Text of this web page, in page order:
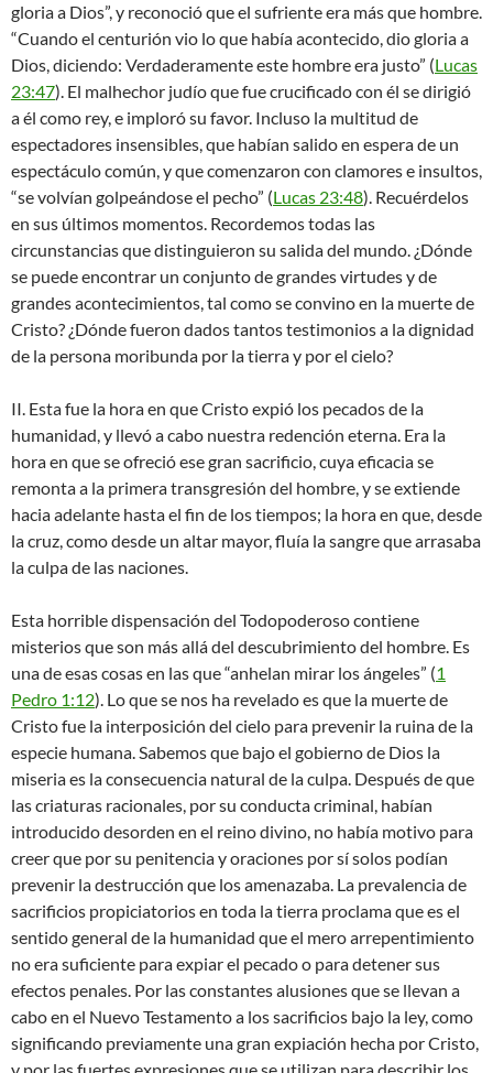
gloria a Dios”, y reconoció que el sufriente era más que hombre.
“Cuando el centurión vio lo que había acontecido, dio gloria a
Dios, diciendo: Verdaderamente este hombre era justo” (Lucas
23:47). El malhechor judío que fue crucificado con él se dirigió
a él como rey, e imploró su favor. Incluso la multitud de
espectadores insensibles, que habían salido en espera de un
espectáculo común, y que comenzaron con clamores e insultos,
“se volvían golpeándose el pecho” (Lucas 23:48). Recuérdelos
en sus últimos momentos. Recordemos todas las
circunstancias que distinguieron su salida del mundo. ¿Dónde
se puede encontrar un conjunto de grandes virtudes y de
grandes acontecimientos, tal como se convino en la muerte de
Cristo? ¿Dónde fueron dados tantos testimonios a la dignidad
de la persona moribunda por la tierra y por el cielo?
II. Esta fue la hora en que Cristo expió los pecados de la
humanidad, y llevó a cabo nuestra redención eterna. Era la
hora en que se ofreció ese gran sacrificio, cuya eficacia se
remonta a la primera transgresión del hombre, y se extiende
hacia adelante hasta el fin de los tiempos; la hora en que, desde
la cruz, como desde un altar mayor, fluía la sangre que arrasaba
la culpa de las naciones.
Esta horrible dispensación del Todopoderoso contiene
misterios que son más allá del descubrimiento del hombre. Es
una de esas cosas en las que “anhelan mirar los ángeles” (1
Pedro 1:12). Lo que se nos ha revelado es que la muerte de
Cristo fue la interposición del cielo para prevenir la ruina de la
especie humana. Sabemos que bajo el gobierno de Dios la
miseria es la consecuencia natural de la culpa. Después de que
las criaturas racionales, por su conducta criminal, habían
introducido desorden en el reino divino, no había motivo para
creer que por su penitencia y oraciones por sí solos podían
prevenir la destrucción que los amenazaba. La prevalencia de
sacrificios propiciatorios en toda la tierra proclama que es el
sentido general de la humanidad que el mero arrepentimiento
no era suficiente para expiar el pecado o para detener sus
efectos penales. Por las constantes alusiones que se llevan a
cabo en el Nuevo Testamento a los sacrificios bajo la ley, como
significando previamente una gran expiación hecha por Cristo,